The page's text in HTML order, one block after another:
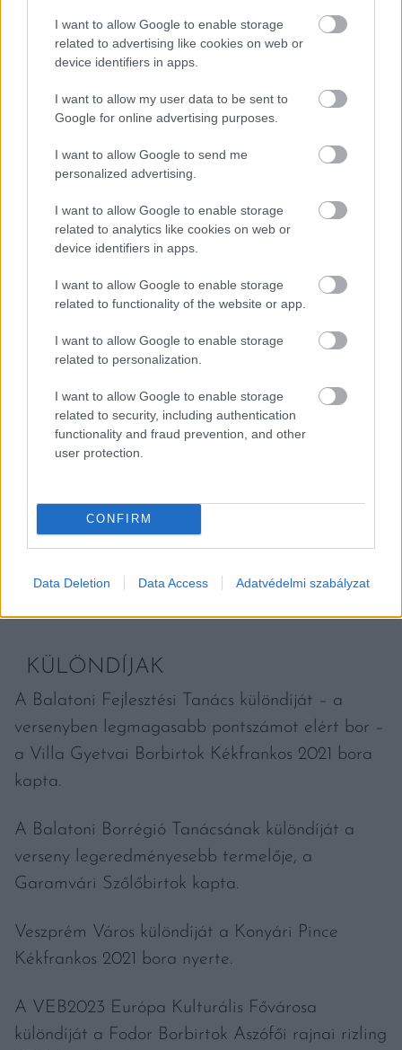
I want to allow Google to enable storage
related to advertising like cookies on web or
device identifiers in apps.
I want to allow my user data to be sent to
Google for online advertising purposes.
I want to allow Google to send me
personalized advertising.
I want to allow Google to enable storage
related to analytics like cookies on web or
device identifiers in apps.
I want to allow Google to enable storage
related to functionality of the website or app.
I want to allow Google to enable storage
related to personalization.
I want to allow Google to enable storage
related to security, including authentication
functionality and fraud prevention, and other
user protection.
CONFIRM
Data Deletion Data Access Adatvédelmi szabályzat
ízvilág teszi egyedivé ezt a pezsgőt.
A Balatoni Borrégió Legjobb Desszertbora
2023.:Mészáros Pince Sárgamuskotály 2021
A 15 hektár saját ültevényen gazdálkodó pécselyi
balatoni nyári nap színe köszön vissza a borban.
Friss, élénk savak, gyümölcsös ízjegyek és
Fotó: Balatoni Borok Versenye
KÜLÖNDÍJAK
A Balatoni Fejlesztési Tanács különdíját – a
versenyben legmagasabb pontszámot elért bor –
a Villa Gyetvai Borbirtok Kékfrankos 2021 bora
kapta.
A Balatoni Borrégió Tanácsának különdíját a
verseny legeredményesebb termelője, a
Garamvári Szőlőbirtok kapta.
Veszprém Város különdíját a Konyári Pince
Kékfrankos 2021 bora nyerte.
A VEB2023 Európa Kulturális Fővárosa
különdíját a Fodor Borbirtok Aszófői rajnai rizling